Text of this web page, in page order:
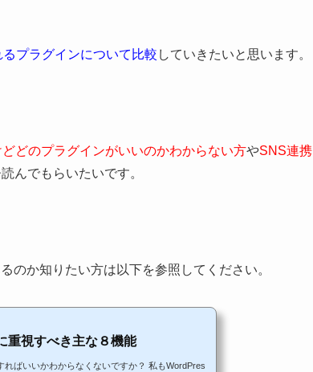
プラグインについて比較 していきたいと思います。
どのプラグインがいいのかわからない方やSNS連携
んでもらいたいです。
のか知りたい方は以下を参照してください。
重視すべき主な８機能
ばいいかわからなくないですか？ 私もWordPres